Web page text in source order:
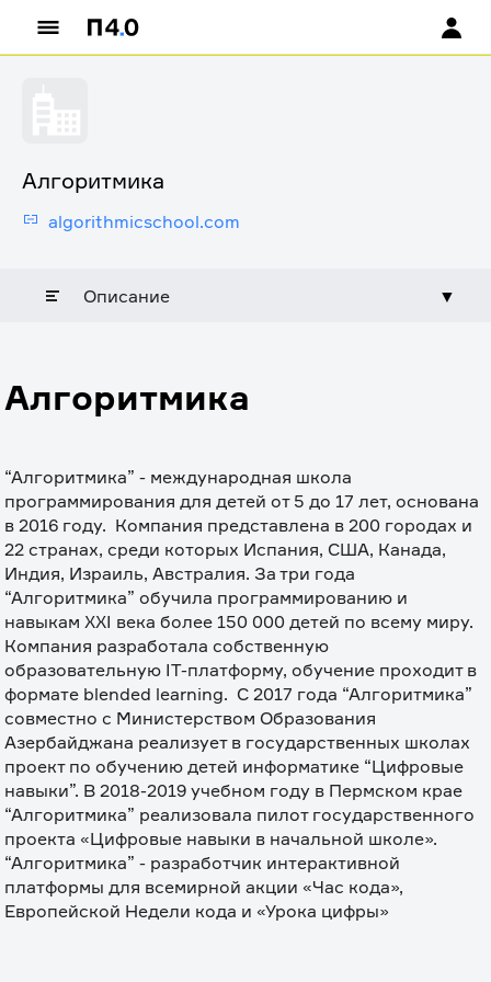
Алгоритмика
algorithmicschool.com
Описание ▼
Алгоритмика
“Алгоритмика” - международная школа
программирования для детей от 5 до 17 лет, основана
в 2016 году.  Компания представлена в 200 городах и
22 странах, среди которых Испания, США, Канада,
Индия, Израиль, Австралия. За три года
“Алгоритмика” обучила программированию и
навыкам XXI века более 150 000 детей по всему миру.
Компания разработала собственную
образовательную IT-платформу, обучение проходит в
формате blended learning.  С 2017 года “Алгоритмика”
совместно с Министерством Образования
Азербайджана реализует в государственных школах
проект по обучению детей информатике “Цифровые
навыки”. В 2018-2019 учебном году в Пермском крае
“Алгоритмика” реализовала пилот государственного
проекта «Цифровые навыки в начальной школе».
“Алгоритмика” - разработчик интерактивной
платформы для всемирной акции «Час кода»,
Европейской Недели кода и «Урока цифры»